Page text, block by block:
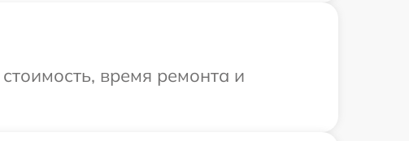
время ремонта и